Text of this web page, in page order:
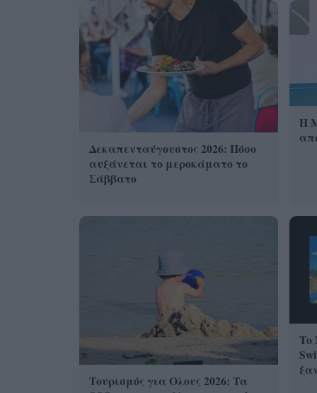
Δεκαπενταύγουστος 2026: Πόσο
αυξάνεται το μεροκάματο το
Σάββατο
Η
Τουρισμός για Ολους 2026: Τα
Το